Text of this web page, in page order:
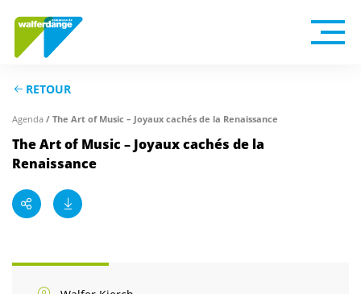
RETOUR
Agenda / The Art of Music – Joyaux cachés de la Renaissance
The Art of Music – Joyaux cachés de la
Renaissance